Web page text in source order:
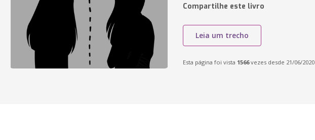
Compartilhe este livro
Leia um trecho
Esta página foi vista 1566vezes desde 21/06/2020